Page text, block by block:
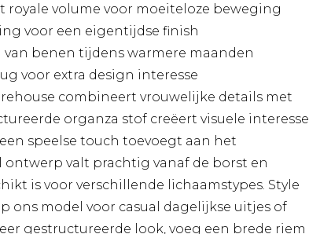
volume voor moeiteloze beweging
voor een eigentijdse finish
benen tijdens warmere maanden
voor extra design interesse
combineert vrouwelijke details met
organza stof creëert visuele interesse
speelse touch toevoegt aan het
valt prachtig vanaf de borst en
is voor verschillende lichaamstypes. Style
ons model voor casual dagelijkse uitjes of
gestructureerde look, voeg een brede riem